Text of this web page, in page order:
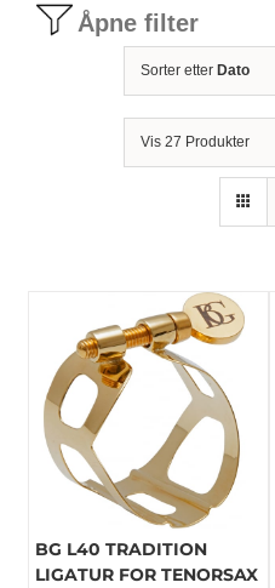
Instrumenter og tilbehør
Bager/ etuier
Diverse tilbehør
Mikrofoner
Åpne filter
Sorter etter Dato
Vis 27 Produkter
BG L40 TRADITION
LIGATUR FOR TENORSAX